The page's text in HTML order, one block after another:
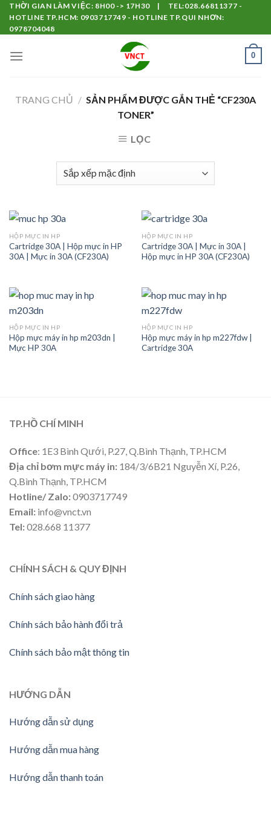
Skip
content
THỜI GIAN LÀM VIỆC: 8H00 -> 17H30 | TEL:028.66811377 -
HOTLINE TP.HCM: 0903717749 - HOTLINE TP.QUI NHƠN:
0978704048
0
TRANG CHỦ / SẢN PHẨM ĐƯỢC GẮN THẺ “CF230A
TONER”
LỌC
HỘP MỰC IN HP
Cartridge 30A | Hộp mực in HP
30A | Mực in 30A (CF230A)
HỘP MỰC IN HP
Cartridge 30A | Mực in 30A |
Hộp mực in HP 30A (CF230A)
HỘP MỰC IN HP
Hộp mực máy in hp m203dn |
Mực HP 30A
HỘP MỰC IN HP
Hộp mực máy in hp m227fdw |
Cartridge 30A
TP.HỒ CHÍ MINH
Office: 1E3 Bình Qưới, P.27, Q.Bình Thạnh, TP.HCM
Địa chỉ bơm mực máy in: 184/3/6B21 Nguyễn Xí, P.26,
Q.Bình Thạnh, TP.HCM
Hotline/ Zalo:0903717749
Email: info@vnct.vn
Tel:028.668 11377
CHÍNH SÁCH & QUY ĐỊNH
Chính sách giao hàng
Chính sách bảo hành đổi trả
Chính sách bảo mật thông tin
HƯỚNG DẪN
Hướng dẫn sử dụng
Hướng dẫn mua hàng
Hướng dẫn thanh toán